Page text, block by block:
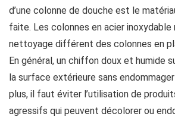
d’une colonne de douche est le
faite. Les colonnes en acier
nettoyage différent des colonnes en
En général, un chiffon doux et humide
la surface extérieure sans
plus, il faut éviter l’utilisation de
agressifs qui peuvent décolorer ou